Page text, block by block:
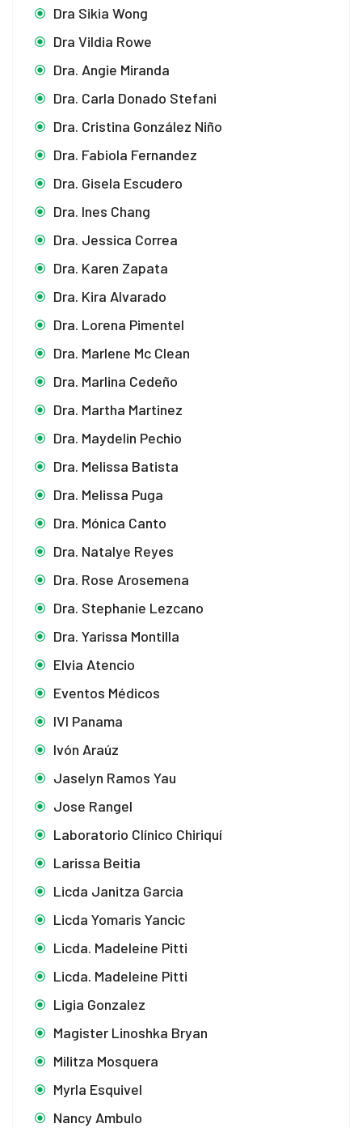
Dra Sikia Wong
Dra Vildia Rowe
Dra. Angie Miranda
Dra. Carla Donado Stefani
Dra. Cristina González Niño
Dra. Fabiola Fernandez
Dra. Gisela Escudero
Dra. Ines Chang
Dra. Jessica Correa
Dra. Karen Zapata
Dra. Kira Alvarado
Dra. Lorena Pimentel
Dra. Marlene Mc Clean
Dra. Marlina Cedeño
Dra. Martha Martinez
Dra. Maydelin Pechio
Dra. Melissa Batista
Dra. Melissa Puga
Dra. Mónica Canto
Dra. Natalye Reyes
Dra. Rose Arosemena
Dra. Stephanie Lezcano
Dra. Yarissa Montilla
Elvia Atencio
Eventos Médicos
IVI Panama
Ivón Araúz
Jaselyn Ramos Yau
Jose Rangel
Laboratorio Clínico Chiriquí
Larissa Beitia
Licda Janitza Garcia
Licda Yomaris Yancic
Licda. Madeleine Pitti
Licda. Madeleine Pitti
Ligia Gonzalez
Magister Linoshka Bryan
Militza Mosquera
Myrla Esquivel
Nancy Ambulo